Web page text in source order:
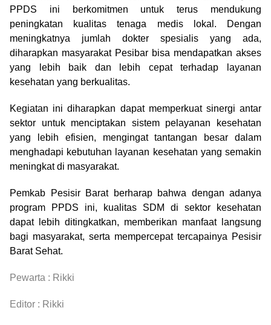
PPDS ini berkomitmen untuk terus mendukung
peningkatan kualitas tenaga medis lokal. Dengan
meningkatnya jumlah dokter spesialis yang ada,
diharapkan masyarakat Pesibar bisa mendapatkan akses
yang lebih baik dan lebih cepat terhadap layanan
kesehatan yang berkualitas.
Kegiatan ini diharapkan dapat memperkuat sinergi antar
sektor untuk menciptakan sistem pelayanan kesehatan
yang lebih efisien, mengingat tantangan besar dalam
menghadapi kebutuhan layanan kesehatan yang semakin
meningkat di masyarakat.
Pemkab Pesisir Barat berharap bahwa dengan adanya
program PPDS ini, kualitas SDM di sektor kesehatan
dapat lebih ditingkatkan, memberikan manfaat langsung
bagi masyarakat, serta mempercepat tercapainya Pesisir
Barat Sehat.
Pewarta : Rikki
Editor : Rikki